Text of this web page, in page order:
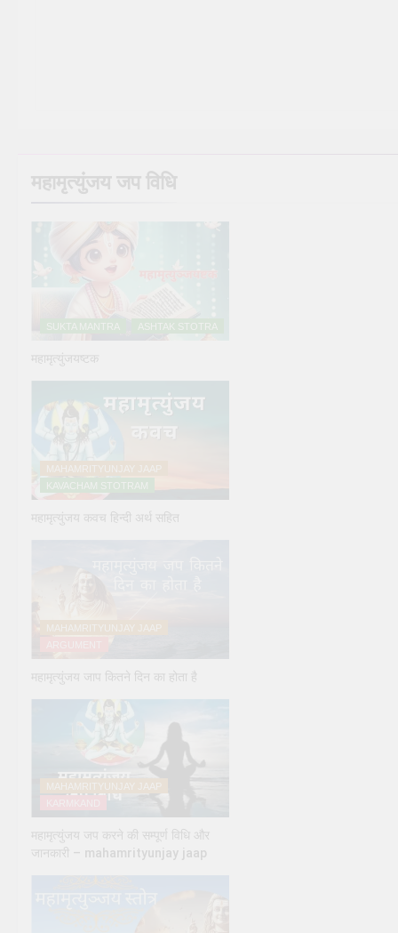
महामृत्युंजय जप विधि
SUKTA MANTRA ASHTAK STOTRA
महामृत्युंजयष्टक
MAHAMRITYUNJAY JAAP
KAVACHAM STOTRAM
महामृत्युंजय कवच हिन्दी अर्थ सहित
MAHAMRITYUNJAY JAAP
महामृत्युंजय जाप कितने दिन का होता है
MAHAMRITYUNJAY JAAP
महामृत्युंजय जप करने की सम्पूर्ण विधि और
जानकारी – mahamrityunjay jaap